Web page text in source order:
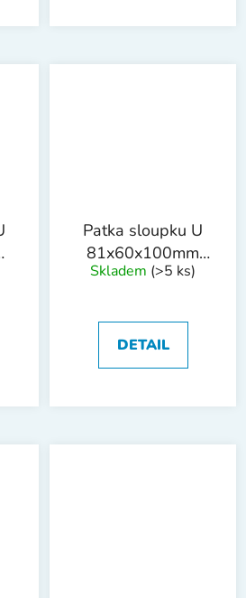
Patka sloupku U
81x60x100mm
tl.4mm trn
Skladem (>5 ks)
DETAIL